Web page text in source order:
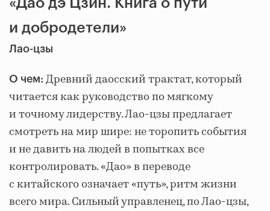
«Дао дэ Цзин. Книга о пути
и добродетели»
Лао-цзы
О чем: Древний даосский трактат, который
читается как руководство по мягкому
и точному лидерству. Лао-цзы предлагает
смотреть на мир шире: не торопить события
и не давить на людей в попытках все
контролировать. «Дао» в переводе
с китайского означает «путь», ритм жизни
всего мира. Сильный управленец, по Лао-цзы,